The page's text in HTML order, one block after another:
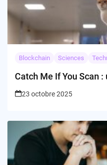
Blockchain Sciences
Catch Me If You Scan
23 octobre 2025